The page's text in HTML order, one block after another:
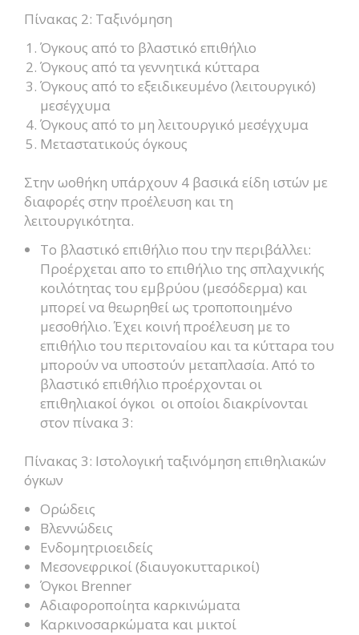
Πίνακας 2: Ταξινόμηση
Όγκους από το βλαστικό επιθήλιο
Όγκους από τα γεννητικά κύτταρα
Όγκους από το εξειδικευμένο (λειτουργικό)
μεσέγχυμα
Όγκους από το μη λειτουργικό μεσέγχυμα
Μεταστατικούς όγκους
Στην ωοθήκη υπάρχουν 4 βασικά είδη ιστών με
διαφορές στην προέλευση και τη
λειτουργικότητα.
Το βλαστικό επιθήλιο που την περιβάλλει:
Προέρχεται απο το επιθήλιο της σπλαχνικής
κοιλότητας του εμβρύου (μεσόδερμα) και
μπορεί να θεωρηθεί ως τροποποιημένο
μεσοθήλιο. Έχει κοινή προέλευση με το
επιθήλιο του περιτοναίου και τα κύτταρα του
μπορούν να υποστούν μεταπλασία. Από το
βλαστικό επιθήλιο προέρχονται οι
επιθηλιακοί όγκοι οι οποίοι διακρίνονται
στον πίνακα 3:
Πίνακας 3: Ιστολογική ταξινόμηση επιθηλιακών
όγκων
Ορώδεις
Βλεννώδεις
Ενδομητριοειδείς
Μεσονεφρικοί (διαυγοκυτταρικοί)
Όγκοι Brenner
Αδιαφοροποίητα καρκινώματα
Καρκινοσαρκώματα και μικτοί